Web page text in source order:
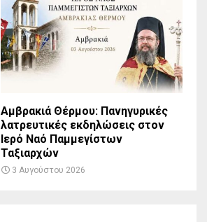
Αμβρακιά Θέρμου: Πανηγυρικές
λατρευτικές εκδηλώσεις στον
Ιερό Ναό Παμμεγίστων
Ταξιαρχών
3 Αυγούστου 2026